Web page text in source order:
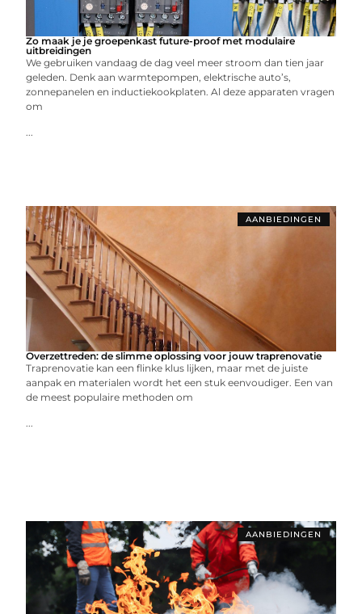
Zo maak je je groepenkast future-proof met modulaire
uitbreidingen
We gebruiken vandaag de dag veel meer stroom dan tien jaar
geleden. Denk aan warmtepompen, elektrische auto’s,
zonnepanelen en inductiekookplaten. Al deze apparaten vragen
om
...
AANBIEDINGEN
Overzettreden: de slimme oplossing voor jouw traprenovatie
Traprenovatie kan een flinke klus lijken, maar met de juiste
aanpak en materialen wordt het een stuk eenvoudiger. Een van
de meest populaire methoden om
...
AANBIEDINGEN